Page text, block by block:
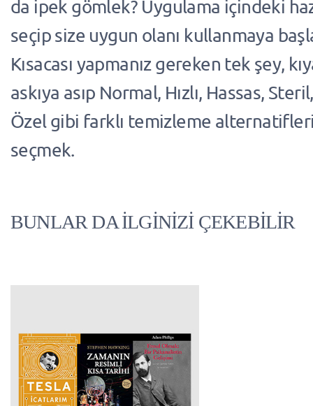
da ipek gömlek? Uygulama içindeki
seçip size uygun olanı kullanmaya
Kısacası yapmanız gereken tek şey,
askıya asıp Normal, Hızlı, Hassas,
Özel gibi farklı temizleme
seçmek.
BUNLAR DA İLGİNİZİ ÇEKEBİLİR